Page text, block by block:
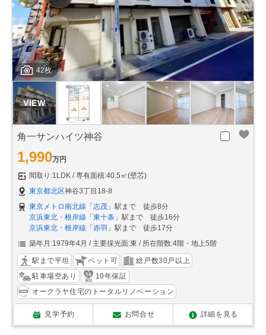
42枚
角一サンハイツ神谷
1,990万円
間取り:1LDK
専有面積:40.5㎡(壁芯)
東京都北区神谷3丁目18-8
東京メトロ南北線 「 志茂 」駅まで 徒歩8分
京浜東北・根岸線 「 東十条 」駅まで 徒歩16分
京浜東北・根岸線 「 赤羽 」駅まで 徒歩17分
築年月:1979年4月
主要採光面:東 所在階数:4階・地上5階
駅まで平坦 ペット可
総戸数30戸以上
駐車場空あり
10年保証
オークラヤ住宅のトータルリノベーション
見学予約 お問合せ 詳細を見る